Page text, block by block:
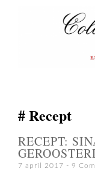
Recept
RECEPT:
7 april 2017 9